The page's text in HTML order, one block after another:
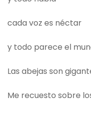
cada voz es néctar
y todo parece el
Las abejas son
Me recuesto sobre